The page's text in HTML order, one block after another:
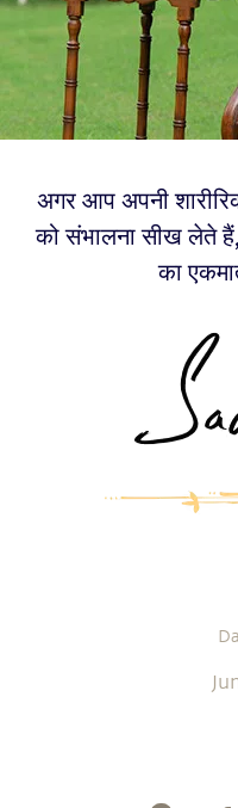
अगर आप अपनी
को संभालना सीख लेते
का